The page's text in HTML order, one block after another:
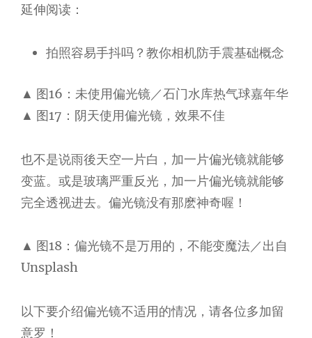
延伸阅读：
拍照容易手抖吗？教你相机防手震基础概念
▲ 图16：未使用偏光镜／石门水库热气球嘉年华
▲ 图17：阴天使用偏光镜，效果不佳
也不是说雨後天空一片白，加一片偏光镜就能够
变蓝。或是玻璃严重反光，加一片偏光镜就能够
完全透视进去。偏光镜没有那麽神奇喔！
▲ 图18：偏光镜不是万用的，不能变魔法／出自
Unsplash
以下要介绍偏光镜不适用的情况，请各位多加留
意罗！